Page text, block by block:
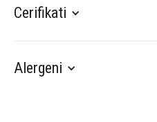
Cerifikati
Alergeni